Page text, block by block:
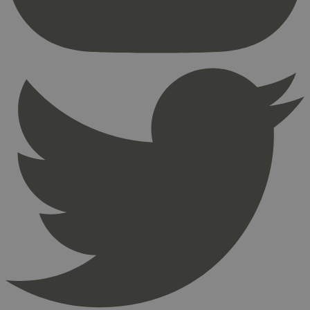
Navn
Domene
Utløpsdato
Hotjar Ltd
minutter
sekunder
minutter
sekunder
pageviewCount
.svanemerket.no
nelapi-product-archive-filters
svanemerket.no
nelapi-last-visited-category